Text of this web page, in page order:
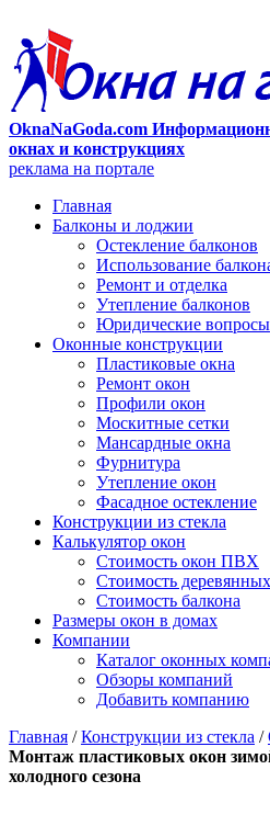
OknaNaGoda.com
окнах и конструкциях
реклама на портале
Главная
Балконы и лоджии
Остекление балконов
Использование
Ремонт и отделка
Утепление балконов
Юридические вопросы
Оконные конструкции
Пластиковые окна
Ремонт окон
Профили окон
Москитные сетки
Мансардные окна
Фурнитура
Утепление окон
Фасадное остекление
Конструкции из стекла
Калькулятор окон
Стоимость окон ПВХ
Стоимость
Стоимость балкона
Размеры окон в домах
Компании
Каталог оконных
Обзоры компаний
Добавить компанию
Главная /Конструкции из стекла /
Монтаж пластиковых окон
холодного сезона